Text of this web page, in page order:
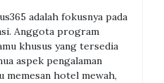
adalah fokusnya pada
Anggota program
khusus yang tersedia
aspek pengalaman
memesan hotel mewah,